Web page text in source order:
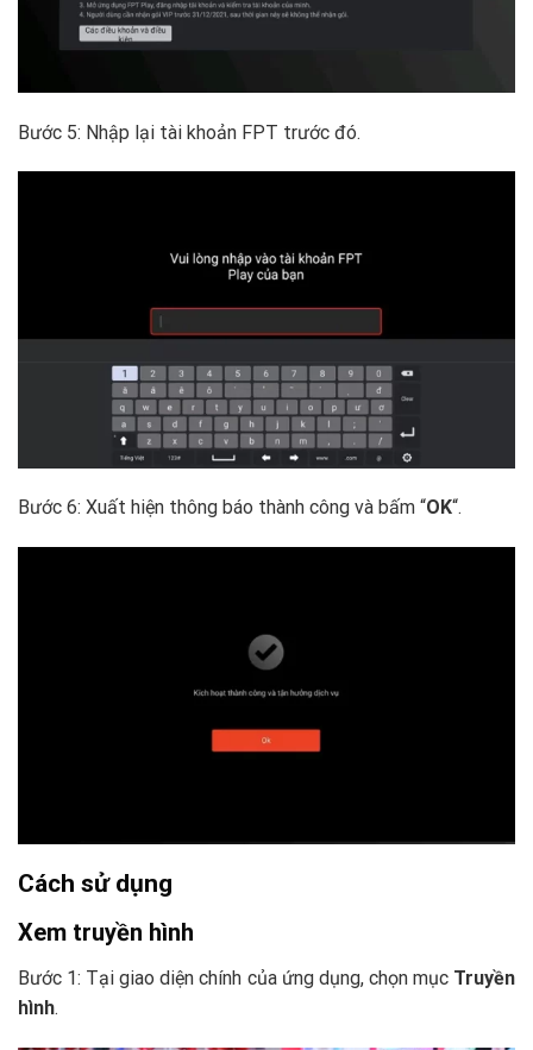
Bước 5: Nhập lại tài khoản FPT trước đó.
Bước 6: Xuất hiện thông báo thành công và bấm “OK“.
Cách sử dụng
Xem truyền hình
Bước 1: Tại giao diện chính của ứng dụng, chọn mục Truyền
hình.